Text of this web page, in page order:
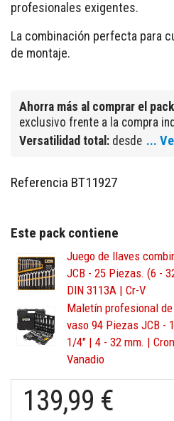
profesionales exigentes.
La combinación perfecta para
de montaje.
Ahorra más al comprar el pack
exclusivo frente a la compra
Versatilidad total: desde ...
Referencia BT11927
Este pack contiene
Juego de llaves
JCB - 25 Piezas. (6 -
DIN 3113A | Cr-V
Maletín profesional
vaso 94 Piezas JCB -
1/4" | 4 - 32 mm. |
Vanadio
139,99 €